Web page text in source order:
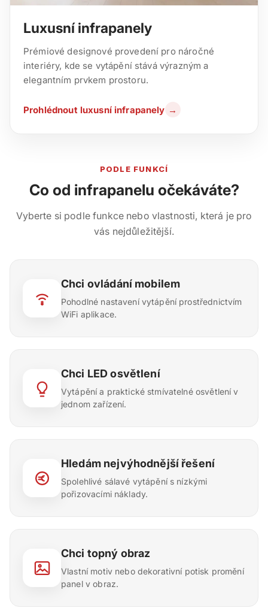
Luxusní infrapanely
Prémiové designové provedení pro náročné
interiéry, kde se vytápění stává výrazným a
elegantním prvkem prostoru.
Prohlédnout luxusní infrapanely →
PODLE FUNKCÍ
Co od infrapanelu očekáváte?
Vyberte si podle funkce nebo vlastnosti, která je pro
vás nejdůležitější.
Chci ovládání mobilem
Pohodlné nastavení vytápění prostřednictvím
WiFi aplikace.
Chci LED osvětlení
Vytápění a praktické stmívatelné osvětlení v
jednom zařízení.
Hledám nejvýhodnější řešení
Spolehlivé sálavé vytápění s nízkými
pořizovacími náklady.
Chci topný obraz
Vlastní motiv nebo dekorativní potisk promění
panel v obraz.